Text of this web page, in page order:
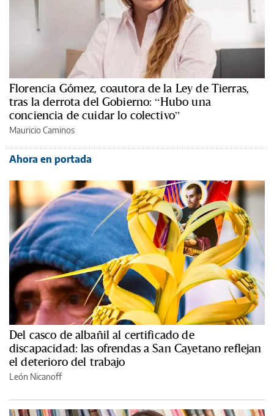
Florencia Gómez, coautora de la Ley de Tierras,
tras la derrota del Gobierno: “Hubo una
conciencia de cuidar lo colectivo”
Mauricio Caminos
Ahora en portada
Del casco de albañil al certificado de
discapacidad: las ofrendas a San Cayetano reflejan
el deterioro del trabajo
León Nicanoff